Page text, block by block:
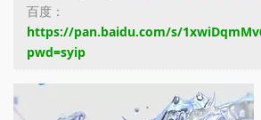
百度：
https://pan.baidu.com/s/
pwd=syip